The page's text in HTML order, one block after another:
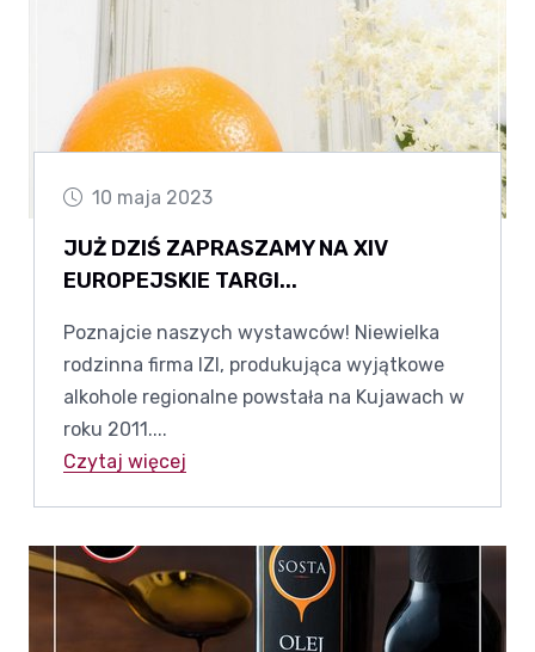
10 maja 2023
JUŻ DZIŚ ZAPRASZAMY NA XIV
EUROPEJSKIE TARGI...
Poznajcie naszych wystawców! Niewielka
rodzinna firma IZI, produkująca wyjątkowe
alkohole regionalne powstała na Kujawach w
roku 2011....
Czytaj więcej